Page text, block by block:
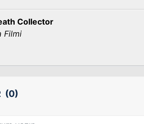
Collector
Filmi
(0)